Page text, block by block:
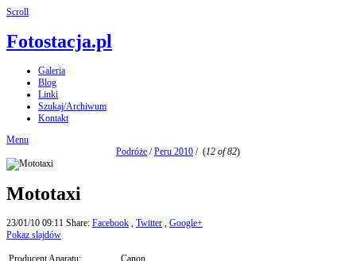
Scroll
Fotostacja.pl
Galeria
Blog
Linki
Szukaj/Archiwum
Kontakt
Menu
Podróże /Peru 2010 / (12 of 82)
Mototaxi
23/01/10 09:11 Share: Facebook , Twitter , Google+
Pokaz slajdów